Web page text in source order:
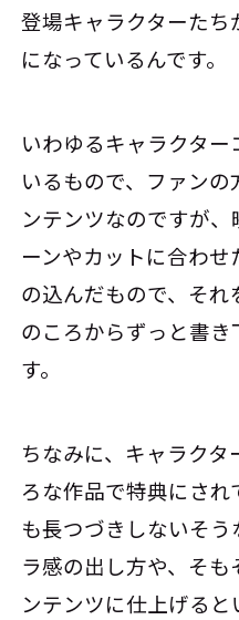
登場キャラクターた
になっているんです。
いわゆるキャラクタ
いるもので、ファン
ンテンツなのですが
ーンやカットに合わ
の込んだもので、それ
のころからずっと書
す。
ちなみに、キャラク
ろな作品で特典にさ
も長つづきしないそ
ラ感の出し方や、そ
ンテンツに仕上げる